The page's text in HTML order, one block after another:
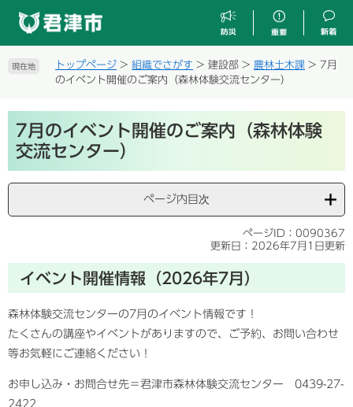
文
現在地 トップページ > 組織でさがす > 建設部 > 農林土木課 > 7月
のイベント開催のご案内（森林体験交流センター）
文7月のイベント開催のご案内（森林体験
交流センター）
ページ内目次
ページID：0090367
更新日：2026年7月1日更新
イベント開催情報（2026年7月）
森林体験交流センターの7月のイベント情報です！
たくさんの講座やイベントがありますので、ご予約、お問い合わせ
等お気軽にご連絡ください！
お申し込み・お問合せ先＝君津市森林体験交流センター 0439-27-
2422